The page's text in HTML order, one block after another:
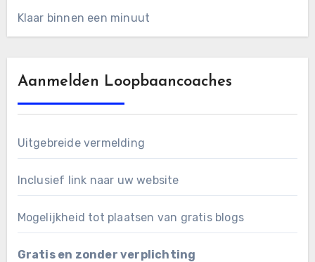
Klaar binnen een minuut
Aanmelden Loopbaancoaches
Uitgebreide vermelding
Inclusief link naar uw website
Mogelijkheid tot plaatsen van gratis blogs
Gratis en zonder verplichting